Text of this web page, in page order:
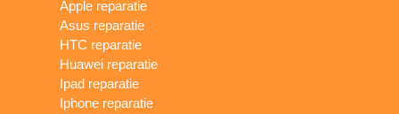
Apple reparatie
Asus reparatie
HTC reparatie
Huawei reparatie
Ipad reparatie
Iphone reparatie